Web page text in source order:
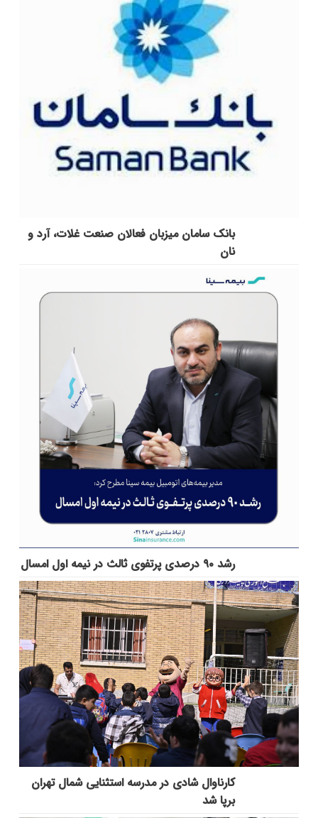
بانک سامان میزبان فعالان صنعت غلات، آرد و
نان
رشد ۹۰ درصدی پرتفوی ثالث در نیمه اول امسال
کارناوال شادی در مدرسه استثنایی شمال تهران
برپا شد